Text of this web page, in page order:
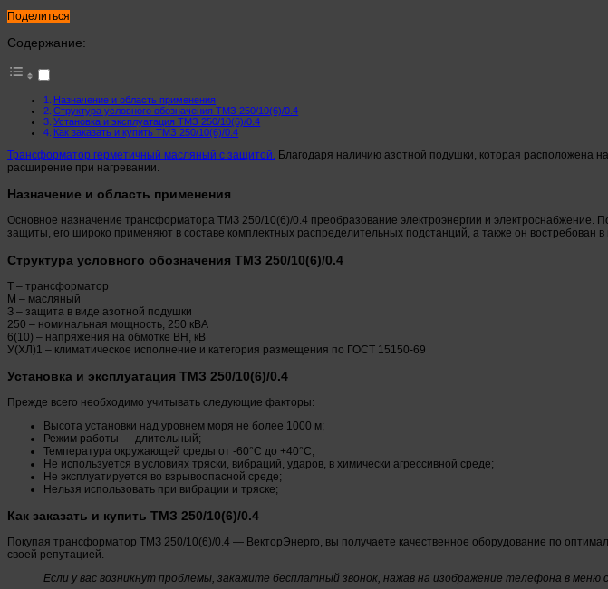
Поделиться
Содержание:
Назначение и область применения
Структура условного обозначения ТМЗ 250/10(6)/0.4
Установка и эксплуатация ТМЗ 250/10(6)/0.4
Как заказать и купить ТМЗ 250/10(6)/0.4
Трансформатор герметичный масляный с защитой. Благодаря наличию азотной подушки, которая расположена
расширение при нагревании.
Назначение и область применения
Основное назначение трансформатора ТМЗ 250/10(6)/0.4 преобразование электроэнергии и электроснабжение.
защиты, его широко применяют в составе комплектных распределительных подстанций, а также он востребован
Структура условного обозначения ТМЗ 250/10(6)/0.4
Т – трансформатор
М – масляный
З – защита в виде азотной подушки
250 – номинальная мощность, 250 кВА
6(10) – напряжения на обмотке ВН, кВ
У(ХЛ)1 – климатическое исполнение и категория размещения по ГОСТ 15150-69
Установка и эксплуатация ТМЗ 250/10(6)/0.4
Прежде всего необходимо учитывать следующие факторы:
Высота установки над уровнем моря не более 1000 м;
Режим работы — длительный;
Температура окружающей среды от -60°С до +40°С;
Не используется в условиях тряски, вибраций, ударов, в химически агрессивной среде;
Не эксплуатируется во взрывоопасной среде;
Нельзя использовать при вибрации и тряске;
Как заказать и купить ТМЗ 250/10(6)/0.4
Покупая трансформатор ТМЗ 250/10(6)/0.4 — ВекторЭнерго, вы получаете качественное оборудование по
своей репутацией.
Если у вас возникнут проблемы, закажите бесплатный звонок, нажав на изображение телефона в меню